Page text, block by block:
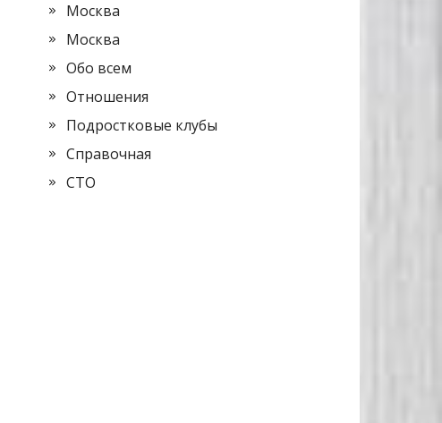
Москва
Москва
Обо всем
Отношения
Подростковые клубы
Справочная
СТО